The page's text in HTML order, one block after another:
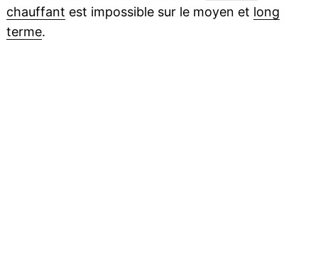
chauffant est impossible sur le moyen et long
terme.